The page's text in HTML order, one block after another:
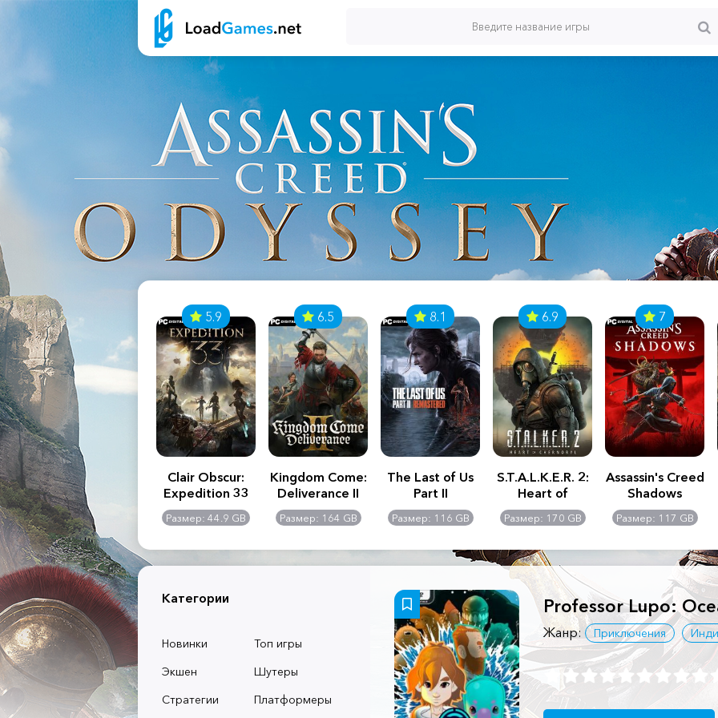
2:
-
GB
Assassin's Creed
Shadows
Размер: 117 GB
5.9
Clair Obscur:
Expedition 33
Размер: 44.9 GB
6.5
Kingdom Come:
Deliverance II
Размер: 164 GB
8.1
The Last of Us
Part II
Remastered
Размер: 116 GB
6.9
S.T.A.L.K.E.R. 2:
Heart of
Chernobyl -
Ultimate Edition
Размер: 170 GB
7
Assassin's Creed
Shadows
Размер: 117 GB
Категории
Новинки
Топ игры
Экшен
Шутеры
Стратегии
Платформеры
Professor Lupo:
Жанр: Приключения